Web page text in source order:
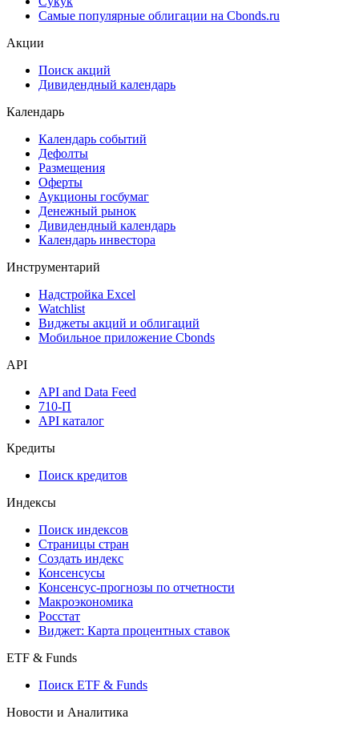
Самые популярные облигации на Cbonds.ru
Акции
Поиск акций
Дивидендный календарь
Календарь
Календарь событий
Дефолты
Размещения
Оферты
Аукционы госбумаг
Денежный рынок
Дивидендный календарь
Календарь инвестора
Инструментарий
Надстройка Excel
Watchlist
Виджеты акций и облигаций
Мобильное приложение Cbonds
API
API and Data Feed
710-П
API каталог
Кредиты
Поиск кредитов
Индексы
Поиск индексов
Страницы стран
Создать индекс
Консенсусы
Консенсус-прогнозы по отчетности
Макроэкономика
Росстат
Виджет: Карта процентных ставок
ETF & Funds
Поиск ETF & Funds
Новости и Аналитика